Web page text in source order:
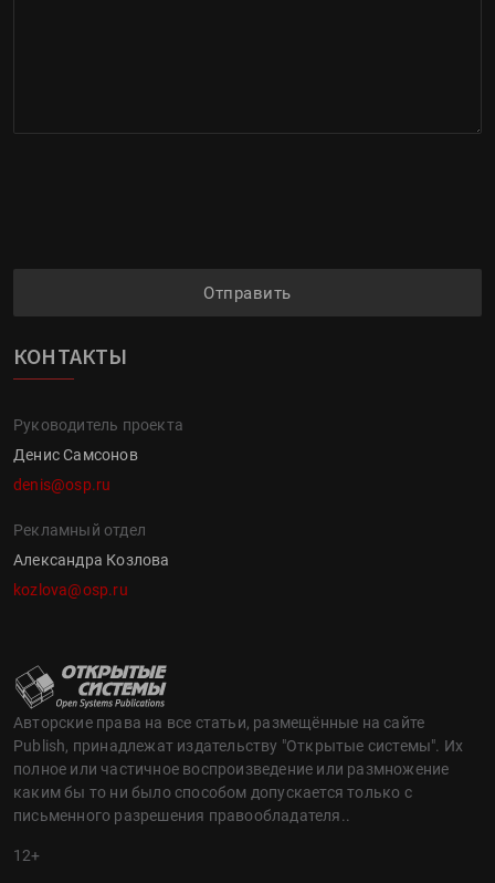
Отправить
КОНТАКТЫ
Руководитель проекта
Денис Самсонов
denis@osp.ru
Рекламный отдел
Александра Козлова
kozlova@osp.ru
Авторские права на все статьи, размещённые на сайте
Publish, принадлежат издательству "Открытые системы". Их
полное или частичное воспроизведение или размножение
каким бы то ни было способом допускается только с
письменного разрешения правообладателя..
12+